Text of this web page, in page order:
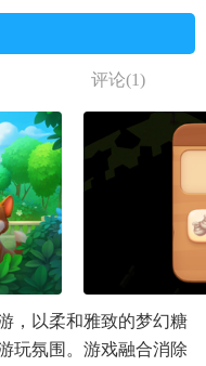
评论(1)
，以柔和雅致的梦幻糖
玩氛围。游戏融合消除